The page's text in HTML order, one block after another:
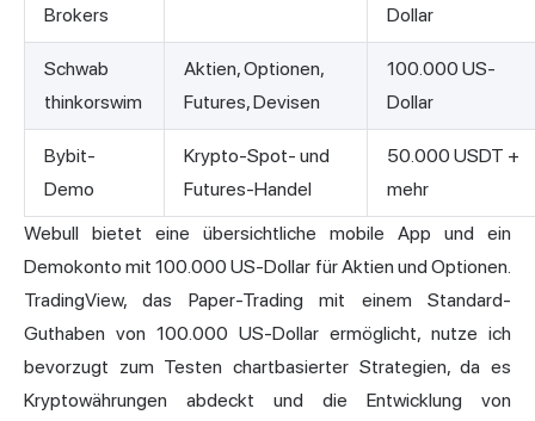
Brokers
Dollar
Schwab
thinkorswim
Aktien, Optionen,
Futures, Devisen
100.000 US-
Dollar
Bybit-
Demo
Krypto-Spot- und
Futures-Handel
50.000 USDT +
mehr
Webull bietet eine übersichtliche mobile App und ein
Demokonto mit 100.000 US-Dollar für Aktien und Optionen.
TradingView, das Paper-Trading mit einem Standard-
Guthaben von 100.000 US-Dollar ermöglicht, nutze ich
bevorzugt zum Testen chartbasierter Strategien, da es
Kryptowährungen abdeckt und die Entwicklung von